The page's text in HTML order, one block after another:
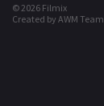
© 2026 Filmix
Created by AWM Team